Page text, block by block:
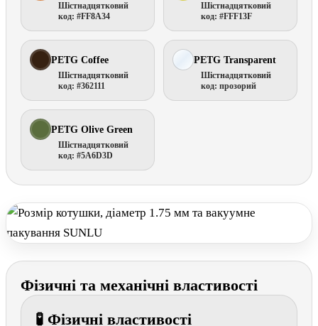
Шістнадцятковий
код: #FF8A34
Шістнадцятковий
код: #FFF13F
PETG Coffee
Шістнадцятковий
код: #362111
PETG Transparent
Шістнадцятковий
код: прозорий
PETG Olive Green
Шістнадцятковий
код: #5A6D3D
Фізичні та механічні властивості
🧪 Фізичні властивості